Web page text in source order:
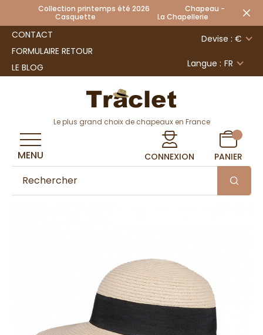
Collection printemps été 2026 Chapeau -
Casquette La Chapellerie
CONTACT
FORMULAIRE RETOUR
LE BLOG
Devise : €
Langue : FR
Le plus grand choix de chapeaux en France
CONNEXION PANIER
MENU